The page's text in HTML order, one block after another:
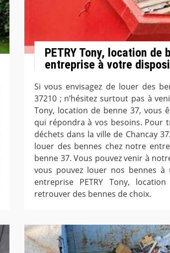
PETRY Tony, location de
entreprise à votre
Si vous envisagez de louer des
37210 ; n’hésitez surtout pas à
Tony, location de benne 37, vous
qui répondra à vos besoins. Pour
déchets dans la ville de Chancay
louer des bennes chez notre
benne 37. Vous pouvez venir à
vous pouvez louer nos bennes à
entreprise PETRY Tony,
retrouver des bennes de choix.